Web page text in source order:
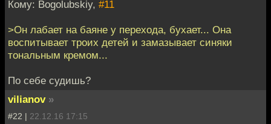
Кому: Bogolubskiy, #11
>Он лабает на баяне у перехода, бухает... Она
воспитывает троих детей и замазывает синяки
тональным кремом...
По себе судишь?
vilianov »
#22 | 22.12.16 17:15